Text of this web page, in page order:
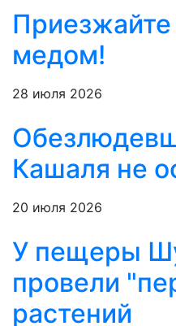
медом!
28 июля 2026
Кашаля не
20 июля 2026
У пещеры
провели
растений